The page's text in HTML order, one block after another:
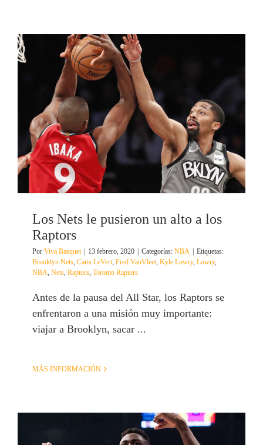
Los Nets le pusieron un alto a los
Raptors
Por Viva Basquet | 13 febrero, 2020 | Categorías: NBA | Etiquetas:
Brooklyn Nets Caris LeVert Fred VanVleet Kyle Lowry, Lowry,
NBA Nets Raptors Toronto Raptors
Antes de la pausa del All Star, los Raptors se
enfrentaron a una misión muy importante:
viajar a Brooklyn, sacar ...
MÁS INFORMACIÓN